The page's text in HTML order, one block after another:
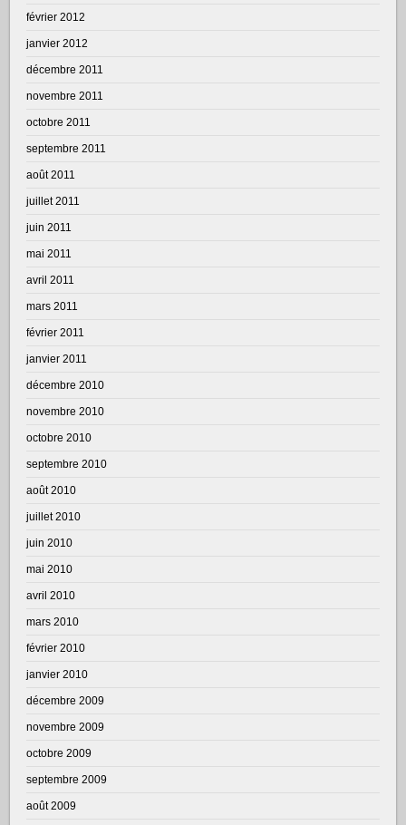
février 2012
janvier 2012
décembre 2011
novembre 2011
octobre 2011
septembre 2011
août 2011
juillet 2011
juin 2011
mai 2011
avril 2011
mars 2011
février 2011
janvier 2011
décembre 2010
novembre 2010
octobre 2010
septembre 2010
août 2010
juillet 2010
juin 2010
mai 2010
avril 2010
mars 2010
février 2010
janvier 2010
décembre 2009
novembre 2009
octobre 2009
septembre 2009
août 2009